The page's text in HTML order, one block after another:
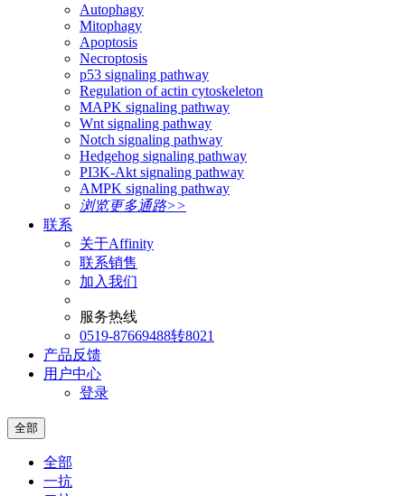
Autophagy
Mitophagy
Apoptosis
Necroptosis
p53 signaling pathway
Regulation of actin cytoskeleton
MAPK signaling pathway
Wnt signaling pathway
Notch signaling pathway
Hedgehog signaling pathway
PI3K-Akt signaling pathway
AMPK signaling pathway
浏览更多通路>>
联系
关于Affinity
联系销售
加入我们
服务热线
0519-87669488转8021
产品反馈
用户中心
登录
全部
全部
一抗